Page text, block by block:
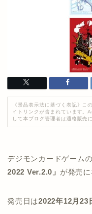
《景品表示法に基づく表記》こ
イトリンクが含まれています。
して本ブログ管理者は適格販売
デジモンカードゲームの
2022 Ver.2.0」 が発売に
発売日は2022年12月23